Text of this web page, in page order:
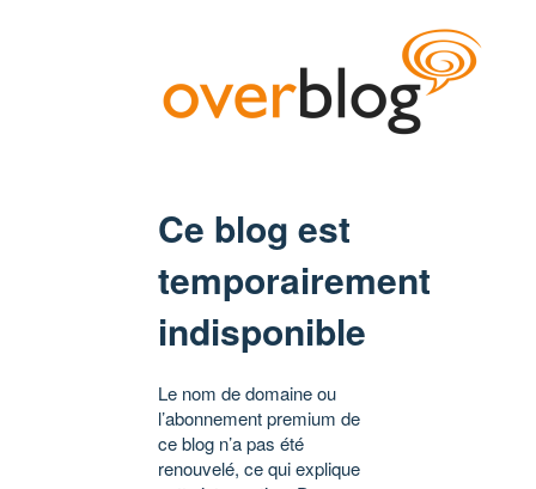
Ce blog est
temporairement
indisponible
Le nom de domaine ou
l’abonnement premium de
ce blog n’a pas été
renouvelé, ce qui explique